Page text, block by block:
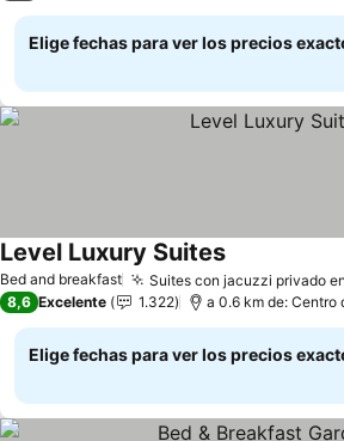
Elige fechas para ver los precios
Bed and breakfast Suites con jacuzzi privado
Level Luxury SuitesVer precios
8,6 Excelente 1.322 a 0.6 km de: Centro
Elige fechas para ver los precios